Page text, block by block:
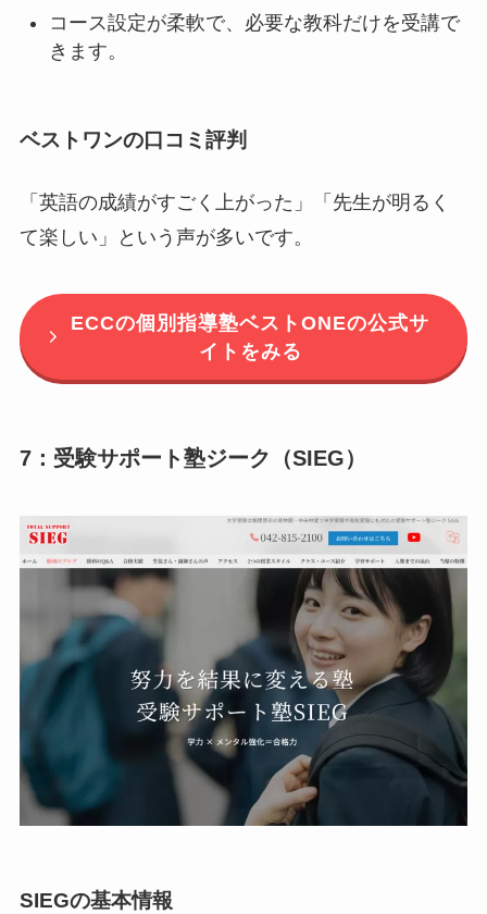
コース設定が柔軟で、必要な教科だけを受講で
きます。
ベストワンの口コミ評判
「英語の成績がすごく上がった」「先生が明るく
て楽しい」という声が多いです。
ECCの個別指導塾ベストONEの公式サ
イトをみる
7：受験サポート塾ジーク（SIEG）
SIEGの基本情報